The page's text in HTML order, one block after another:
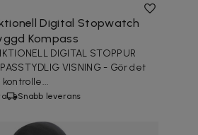
Digital Stopwatch
Kompass
DIGITAL STOPPUR
VISNING - Gör det
Snabb leverans